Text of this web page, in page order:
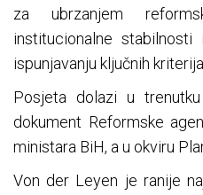
za ubrzanjem
institucionalne
ispunjavanju ključnih
Posjeta dolazi u
dokument Reformske
ministara BiH, a u okviru
Von der Leyen je ranije